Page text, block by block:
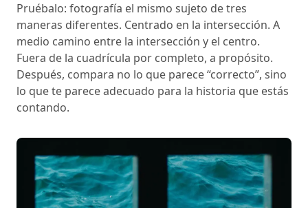
Pruébalo: fotografía el mismo sujeto de tres
maneras diferentes. Centrado en la intersección. A
medio camino entre la intersección y el centro.
Fuera de la cuadrícula por completo, a propósito.
Después, compara no lo que parece “correcto”, sino
lo que te parece adecuado para la historia que estás
contando.